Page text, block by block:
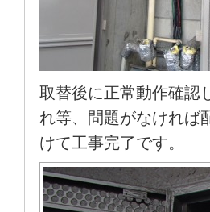
取替後に正常動作確認
れ等、問題がなければ
けて工事完了です。